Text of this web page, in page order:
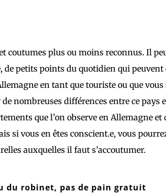
coutumes plus ou moins reconnus. Il
de petits points du quotidien qui
en tant que touriste ou que
de nombreuses différences entre ce pays
que l’on observe en Allemagne
si vous en êtes conscient.e, vous
auxquelles il faut s’accoutumer.
du robinet, pas de pain gratuit